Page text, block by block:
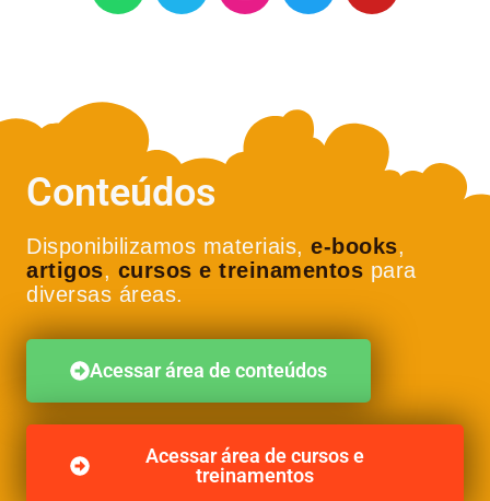
Conteúdos
Disponibilizamos materiais, e-books,
artigos, cursos e treinamentos para
diversas áreas.
Acessar área de conteúdos
Acessar área de cursos e
treinamentos